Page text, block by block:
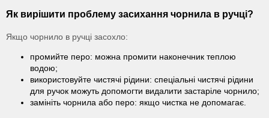
Як вирішити проблему засихання чорнила в ручці?
Якщо чорнило в ручці засохло:
промийте перо: можна промити наконечник теплою
водою;
використовуйте чистячі рідини: спеціальні чистячі рідини
для ручок можуть допомогти видалити застаріле чорнило;
замініть чорнила або перо: якщо чистка не допомагає.